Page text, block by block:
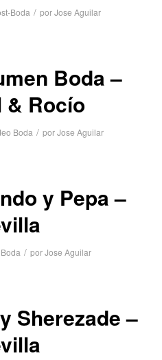
Boda / porJose Aguilar
Boda –
& Rocío
Boda / porJose Aguilar
y Pepa –
Boda / porJose Aguilar
Sherezade –